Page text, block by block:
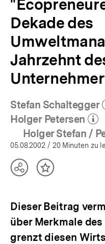
Dekade des
Jahrzehnt
Stefan Schaltegger
(Mehr
Holger Petersen
(Mehr zum
Holger Stefan /
05.08.2002 / 20 Minuten zu
TeilenInhalt
Dieser Beitrag
über Merkmale
grenzt diesen